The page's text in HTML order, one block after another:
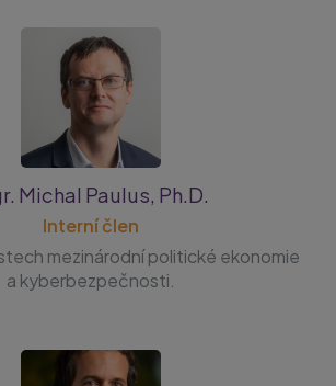
Michal Paulus, Ph.D.
Interní člen
mezinárodní politické ekonomie
a kyberbezpečnosti.